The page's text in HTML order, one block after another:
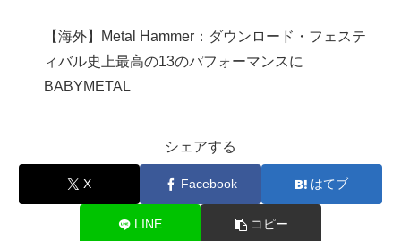
【海外】Metal Hammer：ダウンロード・フェステ
ィバル史上最高の13のパフォーマンスに
BABYMETAL
シェアする
X Facebook はてブ
LINE コピー